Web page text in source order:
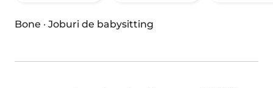
Bone · Joburi de babysitting